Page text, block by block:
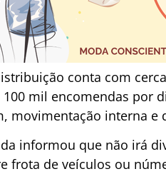
conta com
100 mil encomendas por
movimentação interna
informou que não irá
frota de veículos ou